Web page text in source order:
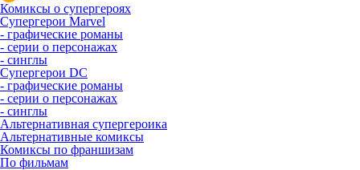
Комиксы о супергероях
Супергерои Marvel
- графические романы
- серии о персонажах
- синглы
Супергерои DC
- графические романы
- серии о персонажах
- синглы
Альтернативная супергероика
Альтернативные комиксы
Комиксы по франшизам
По фильмам